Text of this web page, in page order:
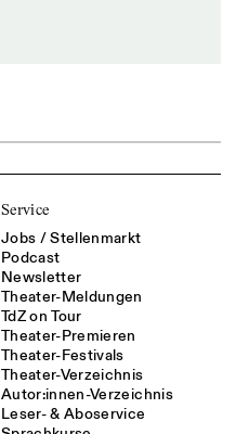
Service
Jobs / Stellenmarkt
Podcast
Newsletter
Theater-Meldungen
TdZ on Tour
Theater-Premieren
Theater-Festivals
Theater-Verzeichnis
Autor:innen-Verzeichnis
Leser- & Aboservice